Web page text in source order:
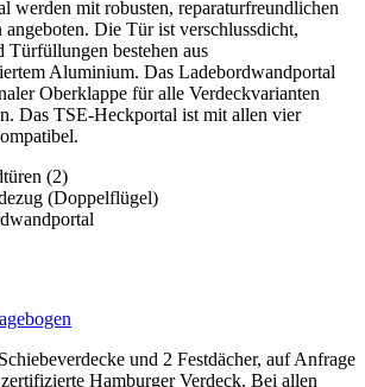
werden mit robusten, reparaturfreundlichen
Die Tür ist verschlussdicht,
Türfüllungen bestehen aus
Aluminium. Das Ladebordwandportal
Oberklappe für alle Verdeckvarianten
Das TSE-Heckportal ist mit allen vier
(2)
(Doppelflügel)
und 2 Festdächer, auf Anfrage
Hamburger Verdeck. Bei allen